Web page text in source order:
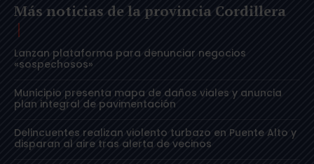
Más noticias de la provincia Cordillera
Lanzan plataforma para denunciar negocios
«sospechosos»
Municipio presenta mapa de daños viales y anuncia
plan integral de pavimentación
Delincuentes realizan violento turbazo en Puente Alto y
disparan al aire tras alerta de vecinos